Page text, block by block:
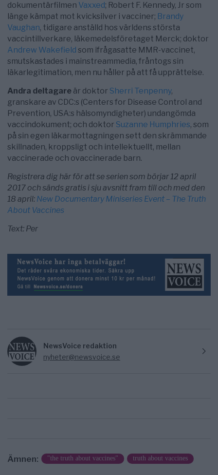
dokumentärfilmen Vaxxed; Robert F. Kennedy, Jr som
länge kämpat mot kvicksilver i vacciner; Brandy
Vaughan, tidigare anställd hos världens största
vaccintillverkare, läkemedelsföretaget Merck; doktor
Andrew Wakefield som ifrågasatte MMR-vaccinet,
smutskastades i mainstreammedia, fråntogs sin
läkarlegitimation, men nu håller på att få upprättelse.
Andra deltagare är doktor Sherri Tenpenny,
granskare av CDC:s (Centers for Disease Control and
Prevention, USA:s hälsomyndigheter) undangömda
vaccindokument; och doktor Suzanne Humphries, som
på sin egen läkarmottagningen sett den skrämmande
skillnaden, kroppsligt och intellektuellt, mellan
vaccinerade och ovaccinerade barn.
Registrera dig här för att se serien som börjar 12 april
2017 och sänds gratis i sju avsnitt fram till och med den
18 april: New Documentary Miniseries Event – The Truth
About Vaccines
Text: Per
NewsVoice redaktion
nyheter@newsvoice.se
Ämnen: "the truth about vaccines" truth about vaccines